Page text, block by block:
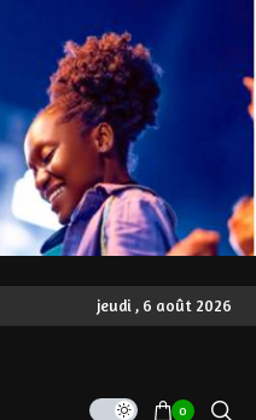
jeudi , 6 août 2026
0